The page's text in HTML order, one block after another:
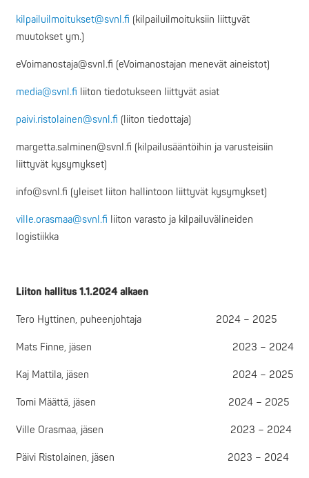
kilpailuilmoitukset@svnl.fi (kilpailuilmoituksiin liittyvät
muutokset ym.)
eVoimanostaja@svnl.fi (eVoimanostajan menevät aineistot)
media@svnl.fi liiton tiedotukseen liittyvät asiat
paivi.ristolainen@svnl.fi (liiton tiedottaja)
margetta.salminen@svnl.fi (kilpailusääntöihin ja varusteisiin
liittyvät kysymykset)
info@svnl.fi (yleiset liiton hallintoon liittyvät kysymykset)
ville.orasmaa@svnl.fi liiton varasto ja kilpailuvälineiden
logistiikka
Liiton hallitus 1.1.2024 alkaen
Tero Hyttinen, puheenjohtaja 2024 – 2025
Mats Finne, jäsen 2023 – 2024
Kaj Mattila, jäsen 2024 – 2025
Tomi Määttä, jäsen 2024 – 2025
Ville Orasmaa, jäsen 2023 – 2024
Päivi Ristolainen, jäsen 2023 – 2024